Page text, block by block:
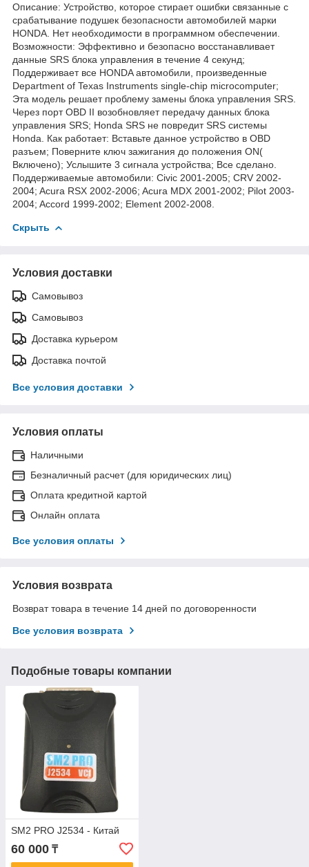
Описание: Устройство, которое стирает ошибки связанные с
срабатывание подушек безопасности автомобилей марки
HONDA. Нет необходимости в программном обеспечении.
Возможности: Эффективно и безопасно восстанавливает
данные SRS блока управления в течение 4 секунд;
Поддерживает все HONDA автомобили, произведенные
Department of Texas Instruments single-chip microcomputer;
Эта модель решает проблему замены блока управления SRS.
Через порт OBD II возобновляет передачу данных блока
управления SRS; Honda SRS не повредит SRS системы
Honda. Как работает: Вставьте данное устройство в OBD
разъем; Поверните ключ зажигания до положения ON(
Включено); Услышите 3 сигнала устройства; Все сделано.
Поддерживаемые автомобили: Civic 2001-2005; CRV 2002-
2004; Acura RSX 2002-2006; Acura MDX 2001-2002; Pilot 2003-
2004; Accord 1999-2002; Element 2002-2008.
Скрыть
Условия доставки
Самовывоз
Самовывоз
Доставка курьером
Доставка почтой
Все условия доставки
Условия оплаты
Наличными
Безналичный расчет (для юридических лиц)
Оплата кредитной картой
Онлайн оплата
Все условия оплаты
Условия возврата
Возврат товара в течение 14 дней по договоренности
Все условия возврата
Подобные товары компании
SM2 PRO J2534 - Китай
60 000 ₸